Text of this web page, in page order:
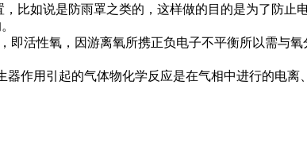
如说是防雨罩之类的，这样做的目的是为了防止
性氧，因游离氧所携正负电子不平衡所以需与氧
用引起的气体物化学反应是在气相中进行的电离